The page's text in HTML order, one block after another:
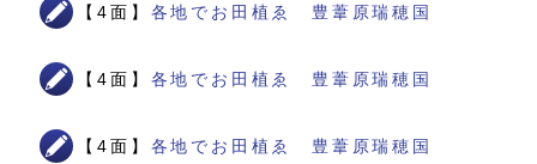
【4面】 各地でお田植ゑ 豊葦原瑞穂国
【4面】 各地でお田植ゑ 豊葦原瑞穂国
【4面】 各地でお田植ゑ 豊葦原瑞穂国